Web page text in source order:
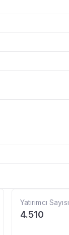
Yatırımcı Sayısı
4.510